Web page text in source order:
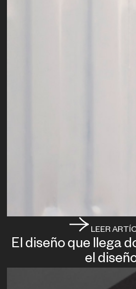
LEER
El diseño que llega
el